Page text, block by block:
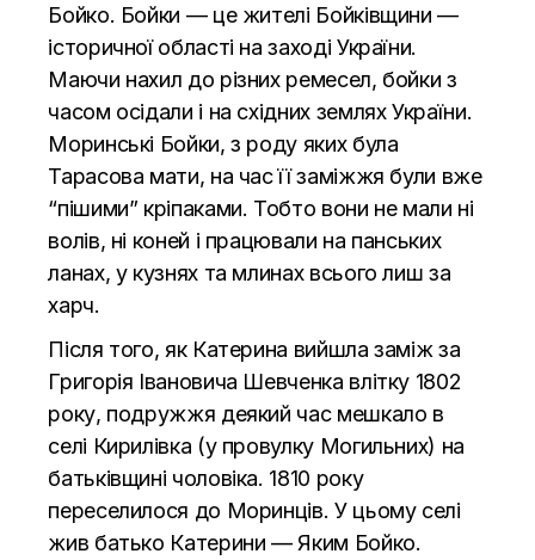
Бойко. Бойки — це жителі Бойківщини —
історичної області на заході України.
Маючи нахил до різних ремесел, бойки з
часом осідали і на східних землях України.
Моринські Бойки, з роду яких була
Тарасова мати, на час її заміжжя були вже
“пішими” кріпаками. Тобто вони не мали ні
волів, ні коней і працювали на панських
ланах, у кузнях та млинах всього лиш за
харч.
Після того, як Катерина вийшла заміж за
Григорія Івановича Шевченка влітку 1802
року, подружжя деякий час мешкало в
селі Кирилівка (у провулку Могильних) на
батьківщині чоловіка. 1810 року
переселилося до Моринців. У цьому селі
жив батько Катерини — Яким Бойко.